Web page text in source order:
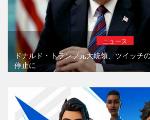
ニュース
ドナルド・トランプ元大統領、ツイッチ
停止に